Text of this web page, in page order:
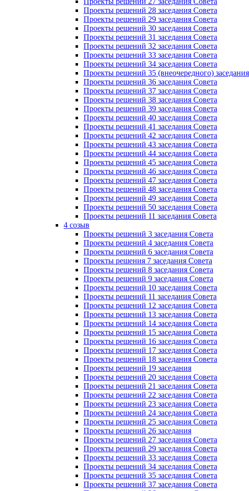
Проекты решений 28 заседания Совета
Проекты решений 29 заседания Совета
Проекты решений 30 заседания Совета
Проекты решений 31 заседания Совета
Проекты решений 32 заседания Совета
Проекты решений 33 заседания Совета
Проекты решений 34 заседания Совета
Проекты решений 35 (внеочередного)
Проекты решений 36 заседания Совета
Проекты решений 37 заседания Совета
Проекты решений 38 заседания Совета
Проекты решений 39 заседания Совета
Проекты решений 40 заседания Совета
Проекты решений 41 заседания Совета
Проекты решений 42 заседания Совета
Проекты решений 43 заседания Совета
Проекты решений 44 заседания Совета
Проекты решений 45 заседания Совета
Проекты решений 46 заседания Совета
Проекты решений 47 заседания Совета
Проекты решений 48 заседания Совета
Проекты решений 49 заседания Совета
Проекты решений 50 заседания Совета
Проекты решений 11 заседания Совета
4 созыв
Проекты решений 3 заседания Совета
Проекты решений 4 заседания Совета
Проекты решений 6 заседания Совета
Проекты решения 7 заседания Совета
Проекты решений 8 заседания Совета
Проекты решений 9 заседания Совета
Проекты решений 10 заседания Совета
Проекты решений 11 заседания Совета
Проекты решений 12 заседания Совета
Проекты решений 13 заседания Совета
Проекты решений 14 заседания Совета
Проекты решений 15 заседания Совета
Проекты решений 16 заседания Совета
Проекты решений 17 заседания Совета
Проекты решений 18 заседания Совета
Проекты решений 19 заседания
Проекты решений 20 заседания Совета
Проекты решений 21 заседания Совета
Проекты решений 22 заседания Совета
Проекты решений 23 заседания Совета
Проекты решений 24 заседания Совета
Проекты решений 25 заседания Совета
Проекты решений 26 заседания
Проекты решений 27 заседания Совета
Проекты решений 29 заседания Совета
Проекты решений 33 заседания Совета
Проекты решений 34 заседания Совета
Проекты решений 35 заседания Совета
Проекты решений 37 заседания Совета